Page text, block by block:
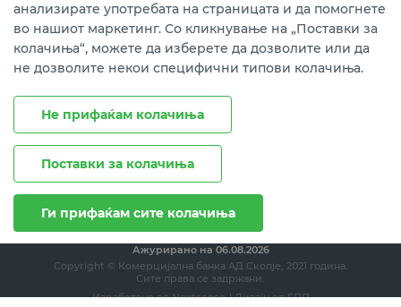
Политика за колачиња
Ажурирано на 06.08.2026
Copyright © Комерцијална банка АД Скопје, 2021 година.
Сите права се задржани.
Изработено одNextsense | Дизајн одЕПП
анализирате употребата на страницата и да помогнете
во нашиот маркетинг. Со кликнување на „Поставки за
колачиња“, можете да изберете да дозволите или да
не дозволите некои специфични типови колачиња.
Не прифаќам колачиња
Поставки за колачиња
Ги прифаќам сите колачиња